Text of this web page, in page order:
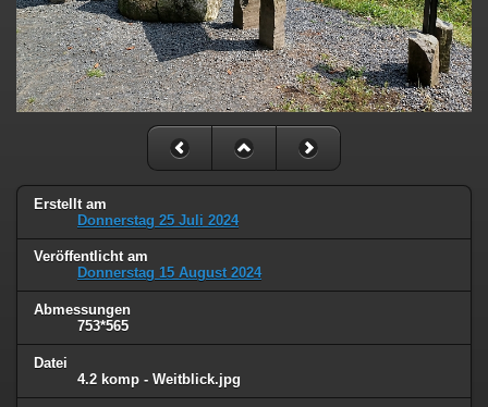
Erstellt am
Donnerstag 25 Juli 2024
Veröffentlicht am
Donnerstag 15 August 2024
Abmessungen
753*565
Datei
4.2 komp - Weitblick.jpg